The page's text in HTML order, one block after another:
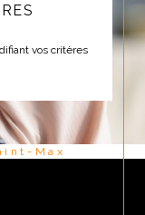
vos critères
Max